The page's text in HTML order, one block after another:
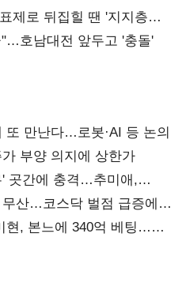
제로 뒤집힐 땐 '지지층
호남대전 앞두고 '충돌'
또 만난다…로봇·AI 등 논의
부양 의지에 상한가
곳간에 충격…추미애,
부수
무산…코스닥 벌점 급증에
현, 본느에 340억 베팅…